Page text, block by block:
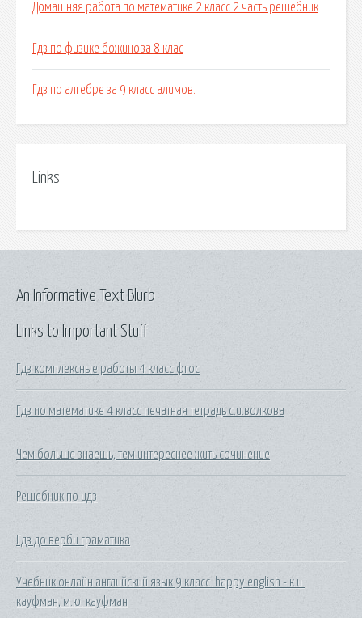
Домашняя работа по математике 2 класс 2 часть решебник
Гдз по физике божинова 8 клас
Гдз по алгебре за 9 класс алимов.
Links
Links to Important Stuff
Гдз комплексные работы 4 класс фгос
Гдз по математике 4 класс печатная тетрадь с.и.волкова
Чем больше знаешь, тем интереснее жить сочинение
Решебник по идз
Гдз до верби граматика
Учебник онлайн английский язык 9 класс. happy english - к.и.
кауфман, м.ю. кауфман
An Informative Text Blurb